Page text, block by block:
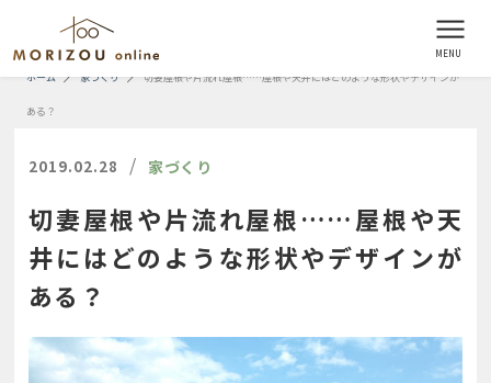
ホーム 家づくり 切妻屋根や片流れ屋根……屋根や天井にはどのような形状やデザインが
ある？
2019.02.28 / 家づくり
切妻屋根や片流れ屋根……屋根や天
井にはどのような形状やデザインが
ある？